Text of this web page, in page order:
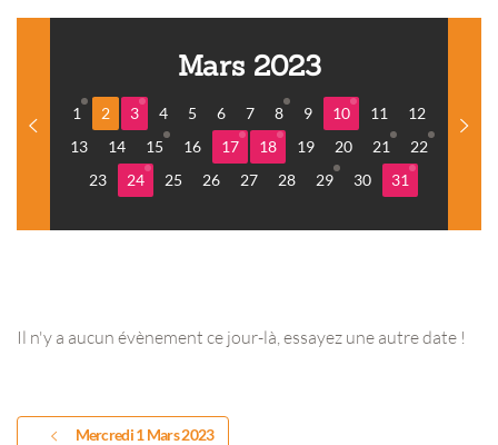
Mars 2023
1 2 3 4 5 6 7 8 9 10 11
12
13
14 15 16 17 18 19 20 21
22
23
24 25 26 27 28 29 30 31
Il n'y a aucun évènement ce jour-là, essayez une autre date !
Mercredi 1 Mars 2023